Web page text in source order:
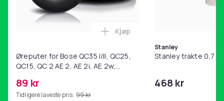
Riggingtips:
1. På en dropshot-rigg, spesielt når vannet er kaldt
(vinter, sen høst, tidlig på våren). En av våre absolutte
favorittteknikker under disse forholdene.
2. På en Texas/Carolina-rigg.
Øreputer for Bose QC35 I/II, QC25,
QC15, QC 2 AE 2, AE 2i, AE 2w,
89 kr
Tidligere laveste pris: 99 kr
Legg Øreputer for Bose QC35
Kjøp
Stanley
Stanley trakte 0,7 l,
468 kr